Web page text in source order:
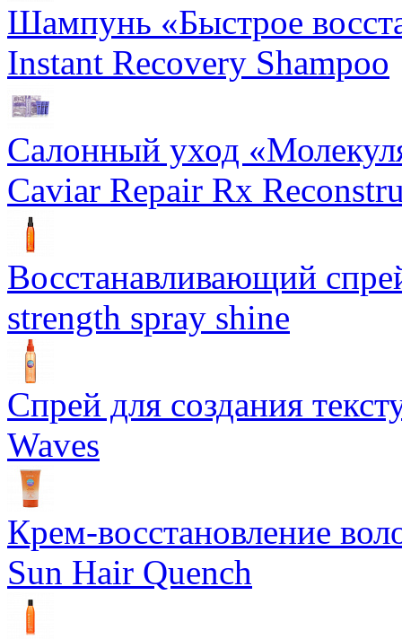
Шампунь «Быстрое
Instant Recovery Shampoo
Салонный уход
Caviar Repair Rx
Восстанавливающий
strength spray shine
Спрей для создания
Waves
Крем-восстановление
Sun Hair Quench